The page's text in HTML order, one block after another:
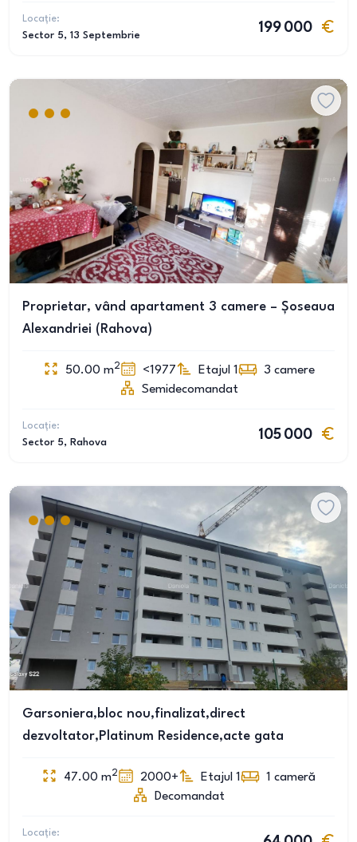
Locație:
Sector 5, 13 Septembrie
199 000
Proprietar, vând apartament 3 camere – Șoseaua
Alexandriei (Rahova)
50.00 m2 <1977 Etajul 1 3 camere
Semidecomandat
Locație:
Sector 5, Rahova
105 000
Garsoniera,bloc nou,finalizat,direct
dezvoltator,Platinum Residence,acte gata
47.00 m2 2000+ Etajul 1 1 cameră
Decomandat
Locație: